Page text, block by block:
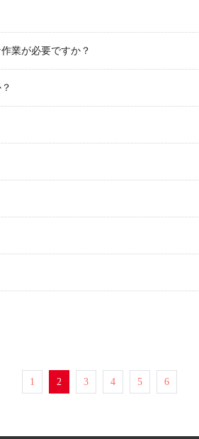
業が必要ですか？
1 2 3 4 5 6